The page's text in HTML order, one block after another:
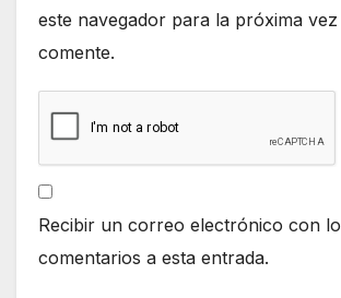
este navegador para la próxima vez
comente.
Recibir un correo electrónico con
comentarios a esta entrada.